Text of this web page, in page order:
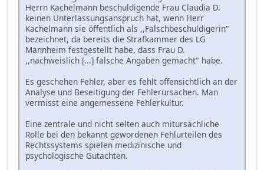
Herrn Kachelmann beschuldigende Frau Claudia D.
keinen Unterlassungsanspruch hat, wenn Herr
Kachelmann sie öffentlich als ,,Falschbeschuldigerin"
bezeichnet, da bereits die Strafkammer des LG
Mannheim festgestellt habe, dass Frau D.
,,nachweislich [...] falsche Angaben gemacht" habe.
Es geschehen Fehler, aber es fehlt offensichtlich an der
Analyse und Beseitigung der Fehlerursachen. Man
vermisst eine angemessene Fehlerkultur.
Eine zentrale und nicht selten auch mitursächliche
Rolle bei den bekannt gewordenen Fehlurteilen des
Rechtssystems spielen medizinische und
psychologische Gutachten.